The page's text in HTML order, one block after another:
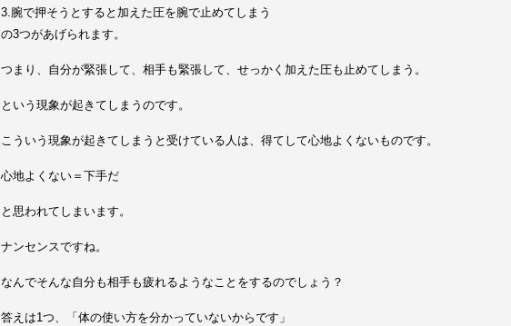
3.腕で押そうとすると加えた圧を腕で止めてしまう
の3つがあげられます。
つまり、自分が緊張して、相手も緊張して、せっかく加えた圧も止めてしまう。
という現象が起きてしまうのです。
こういう現象が起きてしまうと受けている人は、得てして心地よくないものです。
心地よくない＝下手だ
と思われてしまいます。
ナンセンスですね。
なんでそんな自分も相手も疲れるようなことをするのでしょう？
答えは1つ、「体の使い方を分かっていないからです」